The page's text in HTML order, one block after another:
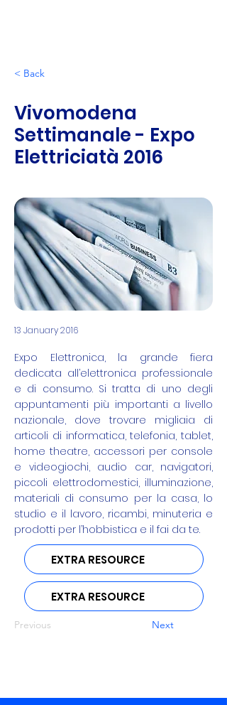
< Back
Vivomodena
Settimanale - Expo
Elettriciatà 2016
13 January 2016
Expo Elettronica, la grande fiera
dedicata all’elettronica professionale
e di consumo. Si tratta di uno degli
appuntamenti più importanti a livello
nazionale, dove trovare migliaia di
articoli di informatica, telefonia, tablet,
home theatre, accessori per console
e videogiochi, audio car, navigatori,
piccoli elettrodomestici, illuminazione,
materiali di consumo per la casa, lo
studio e il lavoro, ricambi, minuteria e
prodotti per l’hobbistica e il fai da te.
EXTRA RESOURCE
EXTRA RESOURCE
Previous Next